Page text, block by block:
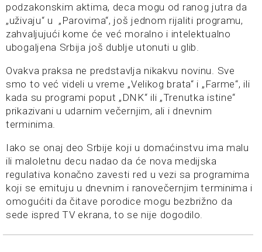
podzakonskim aktima, deca mogu od ranog jutra da
„uživaju“ u „Parovima“, još jednom rijaliti programu,
zahvaljujući kome će već moralno i intelektualno
ubogaljena Srbija još dublje utonuti u glib.
Ovakva praksa ne predstavlja nikakvu novinu. Sve
smo to već videli u vreme „Velikog brata“ i „Farme“, ili
kada su programi poput „DNK“ ili „Trenutka istine“
prikazivani u udarnim večernjim, ali i dnevnim
terminima.
Iako se onaj deo Srbije koji u domaćinstvu ima malu
ili maloletnu decu nadao da će nova medijska
regulativa konačno zavesti red u vezi sa programima
koji se emituju u dnevnim i ranovečernjim terminima i
omogućiti da čitave porodice mogu bezbrižno da
sede ispred TV ekrana, to se nije dogodilo.